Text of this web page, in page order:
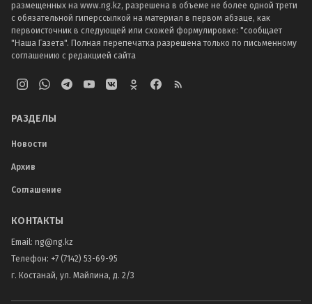
размещенных на www.ng.kz, разрешена в объеме не более одной трети
с обязательной гиперссылкой на материал в первом абзаце, как
первоисточник в следующей или схожей формулировке: "сообщает
"Наша Газета". Полная перепечатка разрешена только по письменному
соглашению с редакцией сайта
РАЗДЕЛЫ
Новости
Архив
Соглашение
КОНТАКТЫ
Email: ng@ng.kz
Телефон: +7 (7142) 53-69-95
г. Костанай, ул. Майлина, д. 2/3